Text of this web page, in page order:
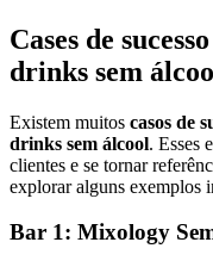
Cases de
drinks sem
Existem muitos casos de
drinks sem álcool. Esses
clientes e se tornar
explorar alguns exemplos
Bar 1: Mixology